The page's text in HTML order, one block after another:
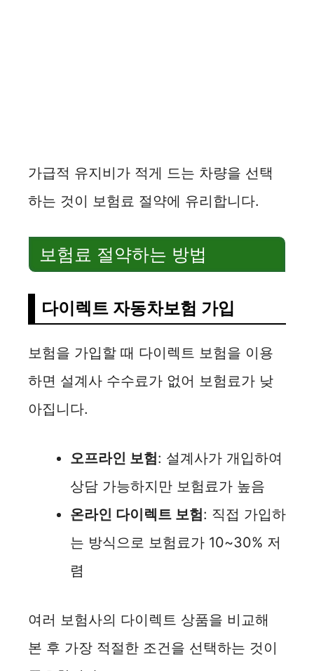
가급적 유지비가 적게 드는 차량을 선택
하는 것이 보험료 절약에 유리합니다.
보험료 절약하는 방법
다이렉트 자동차보험 가입
보험을 가입할 때 다이렉트 보험을 이용
하면 설계사 수수료가 없어 보험료가 낮
아집니다.
오프라인 보험: 설계사가 개입하여
상담 가능하지만 보험료가 높음
온라인 다이렉트 보험: 직접 가입하
는 방식으로 보험료가 10~30% 저
렴
여러 보험사의 다이렉트 상품을 비교해
본 후 가장 적절한 조건을 선택하는 것이